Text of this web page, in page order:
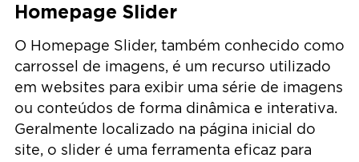
Homepage Slider
O Homepage Slider, também conhecido como
carrossel de imagens, é um recurso utilizado
em websites para exibir uma série de imagens
ou conteúdos de forma dinâmica e interativa.
Geralmente localizado na página inicial do
site, o slider é uma ferramenta eficaz para